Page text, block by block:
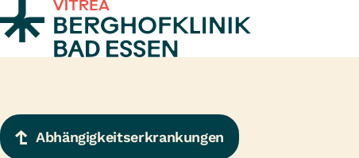
Zum Inhalt springen
Abhängigkeitserkrankungen